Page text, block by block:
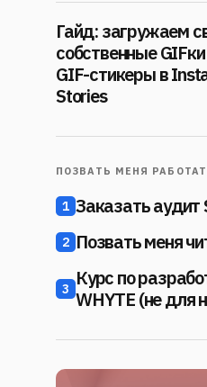
Гайд: загружаем
собственные
GIF-стикеры в
Stories
ПОЗВАТЬ МЕНЯ
1 Заказать аудит
2 Позвать меня
3 Курс по
WHYTE (не для